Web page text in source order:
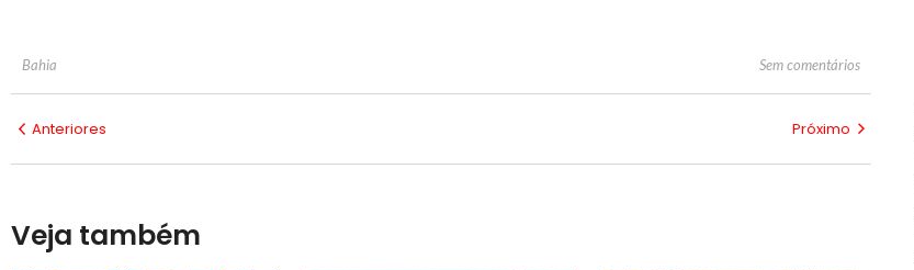
Bahia Sem comentários
Anteriores Próximo
Veja também